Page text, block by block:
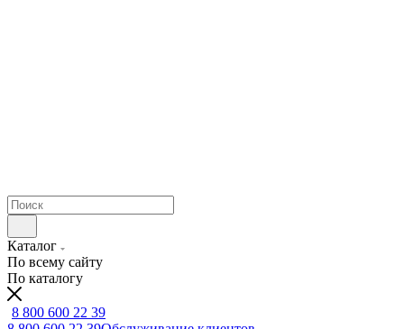
Каталог
По всему сайту
По каталогу
8 800 600 22 39